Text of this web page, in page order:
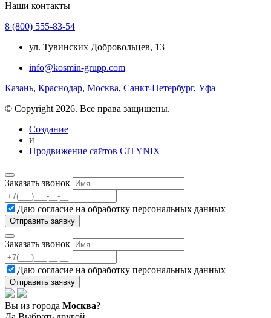
Наши контакты
8 (800) 555-83-54
ул. Тувинских Добровольцев, 13
info@kosmin-grupp.com
Казань, Краснодар, Москва, Санкт-Петербург, Уфа
© Copyright 2026. Все права защищены.
Создание
и
Продвижение сайтов CITYNIX
Заказать звонок
Даю согласие на обработку персональных данных
Заказать звонок
Даю согласие на обработку персональных данных
Вы из города Москва?